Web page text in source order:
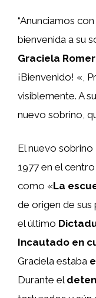
“Anunciamos
bienvenida a su
Graciela
¡Bienvenido! «,
visiblemente. A
nuevo sobrino,
El nuevo
1977 en el
como «La
de origen de sus
el último
Incautado en
Graciela estaba
Durante el